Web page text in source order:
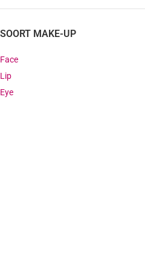
SOORT MAKE-UP
Face
Lip
Eye